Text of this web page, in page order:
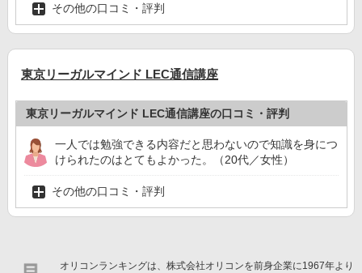
その他の口コミ・評判
東京リーガルマインド LEC通信講座
東京リーガルマインド LEC通信講座の口コミ・評判
一人では勉強できる内容だと思わないので知識を身につ
けられたのはとてもよかった。（20代／女性）
その他の口コミ・評判
オリコンランキングは、株式会社オリコンを前身企業に1967年より